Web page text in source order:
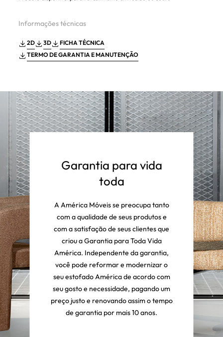
Informações técnicas
2D 3D
FICHA TÉCNICA
TERMO DE GARANTIA E MANUTENÇÃO
Garantia para vida
toda
A América Móveis se preocupa tanto
com a qualidade de seus produtos e
com a satisfação de seus clientes que
criou a Garantia para Toda Vida
América. Independente da garantia,
você pode reformar e modernizar o
seu estofado América de acordo com
seu gosto e necessidade, pagando um
preço justo e renovando assim o tempo
de garantia por mais 10 anos.